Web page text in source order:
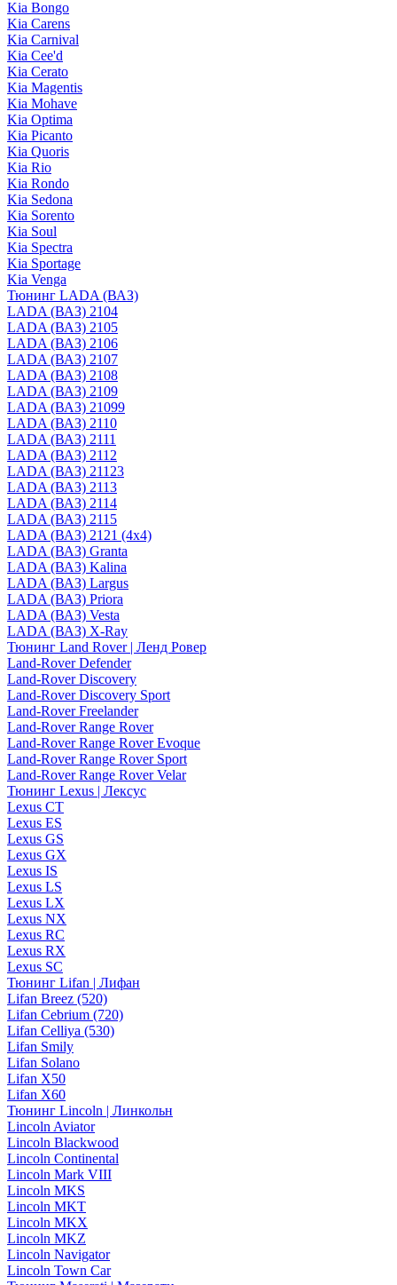
Kia Bongo
Kia Carens
Kia Carnival
Kia Cee'd
Kia Cerato
Kia Magentis
Kia Mohave
Kia Optima
Kia Picanto
Kia Quoris
Kia Rio
Kia Rondo
Kia Sedona
Kia Sorento
Kia Soul
Kia Spectra
Kia Sportage
Kia Venga
Тюнинг LADA (ВАЗ)
LADA (ВАЗ) 2104
LADA (ВАЗ) 2105
LADA (ВАЗ) 2106
LADA (ВАЗ) 2107
LADA (ВАЗ) 2108
LADA (ВАЗ) 2109
LADA (ВАЗ) 21099
LADA (ВАЗ) 2110
LADA (ВАЗ) 2111
LADA (ВАЗ) 2112
LADA (ВАЗ) 21123
LADA (ВАЗ) 2113
LADA (ВАЗ) 2114
LADA (ВАЗ) 2115
LADA (ВАЗ) 2121 (4x4)
LADA (ВАЗ) Granta
LADA (ВАЗ) Kalina
LADA (ВАЗ) Largus
LADA (ВАЗ) Priora
LADA (ВАЗ) Vesta
LADA (ВАЗ) X-Ray
Тюнинг Land Rover | Ленд Ровер
Land-Rover Defender
Land-Rover Discovery
Land-Rover Discovery Sport
Land-Rover Freelander
Land-Rover Range Rover
Land-Rover Range Rover Evoque
Land-Rover Range Rover Sport
Land-Rover Range Rover Velar
Тюнинг Lexus | Лексус
Lexus CT
Lexus ES
Lexus GS
Lexus GX
Lexus IS
Lexus LS
Lexus LX
Lexus NX
Lexus RC
Lexus RX
Lexus SC
Тюнинг Lifan | Лифан
Lifan Breez (520)
Lifan Cebrium (720)
Lifan Celliya (530)
Lifan Smily
Lifan Solano
Lifan X50
Lifan X60
Тюнинг Lincoln | Линкольн
Lincoln Aviator
Lincoln Blackwood
Lincoln Continental
Lincoln Mark VIII
Lincoln MKS
Lincoln MKT
Lincoln MKX
Lincoln MKZ
Lincoln Navigator
Lincoln Town Car